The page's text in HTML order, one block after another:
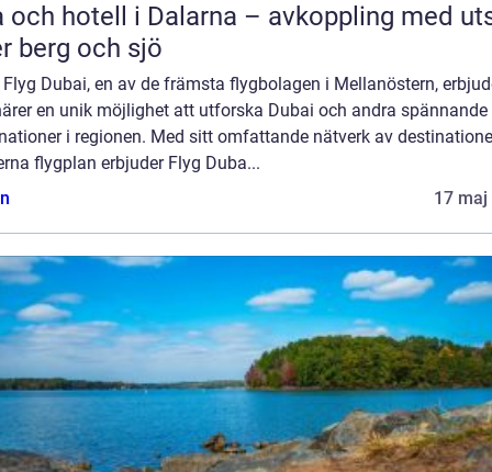
och hotell i Dalarna – avkoppling med
berg och sjö
Flyg Dubai, en av de främsta flygbolagen i Mellanöstern,
en unik möjlighet att utforska Dubai och andra spännande
i regionen. Med sitt omfattande nätverk av
flygplan erbjuder Flyg Duba...
17 maj